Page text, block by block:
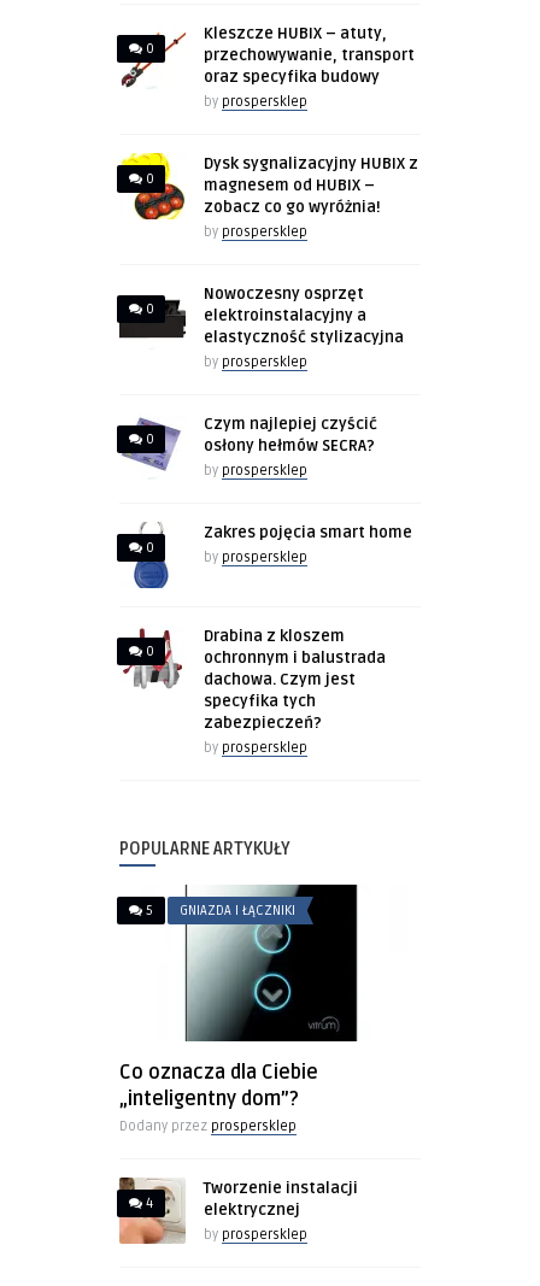
0
Kleszcze HUBIX – atuty,
przechowywanie, transport
oraz specyfika budowy
by prospersklep
0
Dysk sygnalizacyjny HUBIX z
magnesem od HUBIX –
zobacz co go wyróżnia!
by prospersklep
0
Nowoczesny osprzęt
elektroinstalacyjny a
elastyczność stylizacyjna
by prospersklep
0
Czym najlepiej czyścić
osłony hełmów SECRA?
by prospersklep
0
Zakres pojęcia smart home
by prospersklep
0
Drabina z kloszem
ochronnym i balustrada
dachowa. Czym jest
specyfika tych
zabezpieczeń?
by prospersklep
POPULARNE ARTYKUŁY
5 GNIAZDA I ŁĄCZNIKI
Co oznacza dla Ciebie
„inteligentny dom”?
Dodany przez prospersklep
4
Tworzenie instalacji
elektrycznej
by prospersklep